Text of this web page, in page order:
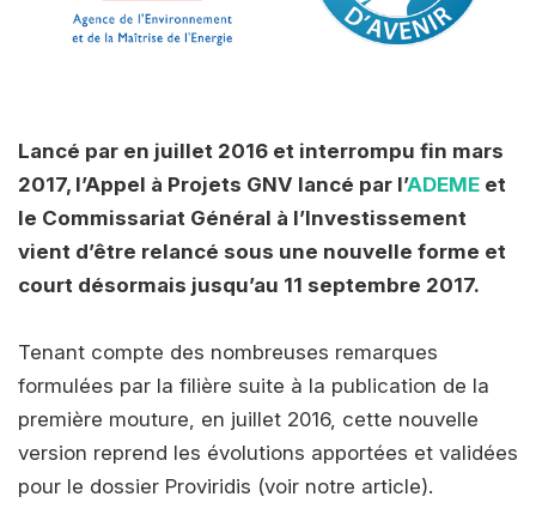
Lancé par en juillet 2016 et interrompu fin mars
2017, l’Appel à Projets GNV lancé par l’ADEME et
le Commissariat Général à l’Investissement
vient d’être relancé sous une nouvelle forme et
court désormais jusqu’au 11 septembre 2017.
Tenant compte des nombreuses remarques
formulées par la filière suite à la publication de la
première mouture, en juillet 2016, cette nouvelle
version reprend les évolutions apportées et validées
pour le dossier Proviridis (voir notre article).